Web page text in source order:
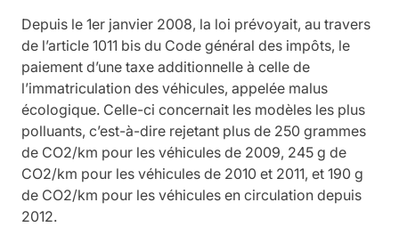
Depuis le 1er janvier 2008, la loi prévoyait, au travers
de l’article 1011 bis du Code général des impôts, le
paiement d’une taxe additionnelle à celle de
l’immatriculation des véhicules, appelée malus
écologique. Celle-ci concernait les modèles les plus
polluants, c’est-à-dire rejetant plus de 250 grammes
de CO2/km pour les véhicules de 2009, 245 g de
CO2/km pour les véhicules de 2010 et 2011, et 190 g
de CO2/km pour les véhicules en circulation depuis
2012.